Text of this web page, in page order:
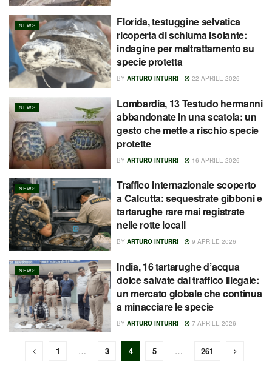
NEWS
Florida, testuggine selvatica
ricoperta di schiuma isolante:
indagine per maltrattamento su
specie protetta
BY ARTURO INTURRI 22 APRILE 2026
NEWS
Lombardia, 13 Testudo hermanni
abbandonate in una scatola: un
gesto che mette a rischio specie
protette
BY ARTURO INTURRI 16 APRILE 2026
NEWS
Traffico internazionale scoperto
a Calcutta: sequestrate gibboni e
tartarughe rare mai registrate
nelle rotte locali
BY ARTURO INTURRI 9 APRILE 2026
NEWS
India, 16 tartarughe d’acqua
dolce salvate dal traffico illegale:
un mercato globale che continua
a minacciare le specie
BY ARTURO INTURRI 7 APRILE 2026
1 … 3 4 5 … 261